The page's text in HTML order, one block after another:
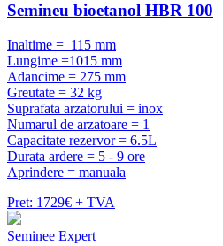
Semineu bioetanol HBR 100
Inaltime = 115 mm
Lungime =1015 mm
Adancime = 275 mm
Greutate = 32 kg
Suprafata arzatorului = inox
Numarul de arzatoare = 1
Capacitate rezervor = 6.5L
Durata ardere = 5 - 9 ore
Aprindere = manuala
Pret: 1729€ + TVA
Seminee Expert